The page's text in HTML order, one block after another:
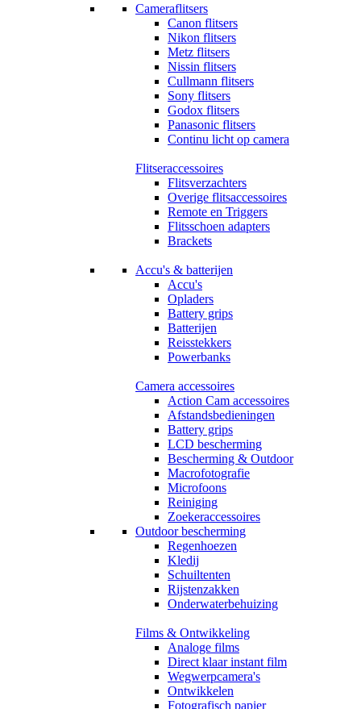
Cameraflitsers
Canon flitsers
Nikon flitsers
Metz flitsers
Nissin flitsers
Cullmann flitsers
Sony flitsers
Godox flitsers
Panasonic flitsers
Continu licht op camera
Flitseraccessoires
Flitsverzachters
Overige flitsaccessoires
Remote en Triggers
Flitsschoen adapters
Brackets
Accu's & batterijen
Accu's
Opladers
Battery grips
Batterijen
Reisstekkers
Powerbanks
Camera accessoires
Action Cam accessoires
Afstandsbedieningen
Battery grips
LCD bescherming
Bescherming & Outdoor
Macrofotografie
Microfoons
Reiniging
Zoekeraccessoires
Outdoor bescherming
Regenhoezen
Kledij
Schuiltenten
Rijstenzakken
Onderwaterbehuizing
Films & Ontwikkeling
Analoge films
Direct klaar instant film
Wegwerpcamera's
Ontwikkelen
Fotografisch papier